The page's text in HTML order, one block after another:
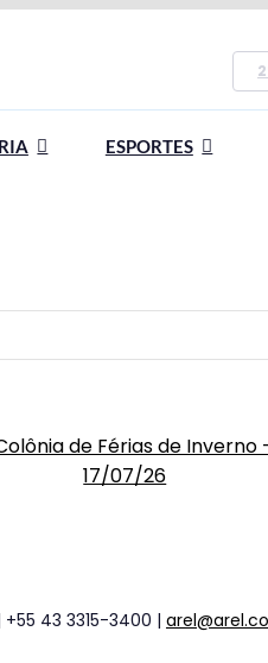
ESPORTES
+55 43 3315-3400 |